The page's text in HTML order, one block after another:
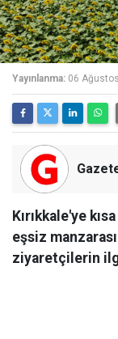
Yayınlanma: 06
Kırıkkale'ye
eşsiz
ziyaretçilerin